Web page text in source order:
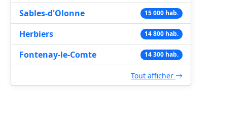
Sables-d'Olonne 15 000 hab.
Herbiers 14 800 hab.
Fontenay-le-Comte 14 300 hab.
Tout afficher